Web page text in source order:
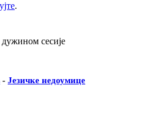
.
сесије
- Језичке недоумице